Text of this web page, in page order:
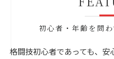
初心者・年齢を問
格闘技初心者であっても、